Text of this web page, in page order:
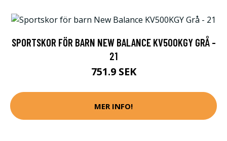
SPORTSKOR FÖR BARN NEW BALANCE KV500KGY GRÅ -
21
751.9 SEK
MER INFO!